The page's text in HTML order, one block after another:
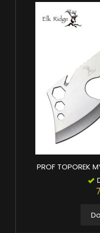
PROF TOPOREK